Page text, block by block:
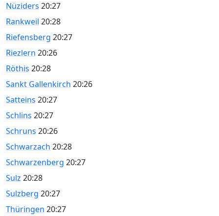
Nüziders 20:27
Rankweil 20:28
Riefensberg 20:27
Riezlern 20:26
Röthis 20:28
Sankt Gallenkirch 20:26
Satteins 20:27
Schlins 20:27
Schruns 20:26
Schwarzach 20:28
Schwarzenberg 20:27
Sulz 20:28
Sulzberg 20:27
Thüringen 20:27